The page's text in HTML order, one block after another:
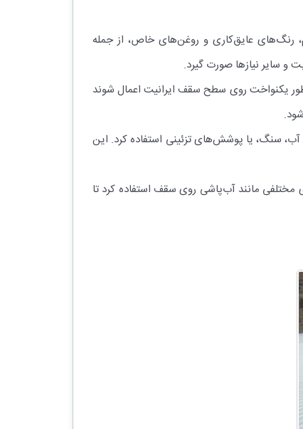
رنگ‌های عایق‌کاری و روغن‌های خاص، از جمله
و سایر نیازها صورت گیرد.
یکنواخت روی سطح سقف ایرانیت اعمال شوند
سنگ، یا پوشش‌های تزئینی استفاده کرد. این
مختلفی مانند آب‌پاشی روی سقف استفاده کرد تا